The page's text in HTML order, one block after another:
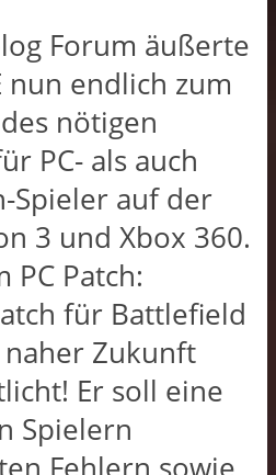
Forum äußerte
nun endlich zum
nötigen
PC- als auch
Spieler auf der
3 und Xbox 360.
PC Patch:
für Battlefield
Zukunft
Er soll eine
Spielern